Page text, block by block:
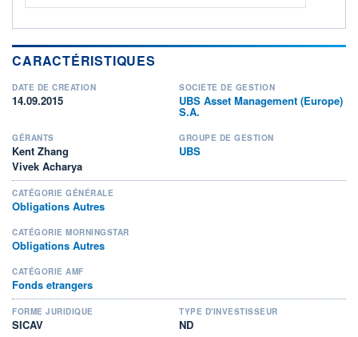
CARACTÉRISTIQUES
DATE DE CRÉATION
14.09.2015
SOCIÉTÉ DE GESTION
UBS Asset Management (Europe)
S.A.
GÉRANTS
Kent Zhang
Vivek Acharya
GROUPE DE GESTION
UBS
CATÉGORIE GÉNÉRALE
Obligations Autres
CATÉGORIE MORNINGSTAR
Obligations Autres
CATÉGORIE AMF
Fonds etrangers
FORME JURIDIQUE
SICAV
TYPE D'INVESTISSEUR
ND